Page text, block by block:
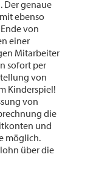
Der genaue
ebenso
von
einer
Mitarbeiter
sofort per
von
Kinderspiel!
von
die
und
möglich.
über die